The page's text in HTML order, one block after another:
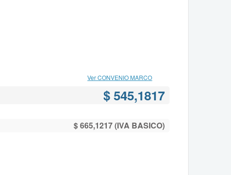
Ver CONVENIO MARCO
$ 545,1817
$ 665,1217 (IVA BASICO)